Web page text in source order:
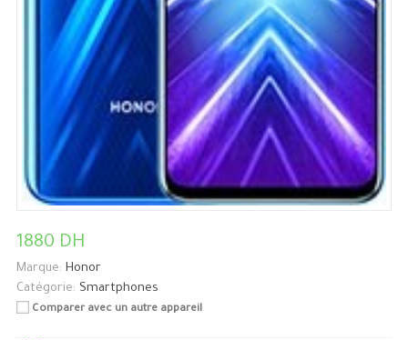
1880 DH
Marque: Honor
Catégorie: Smartphones
Comparer avec un autre appareil